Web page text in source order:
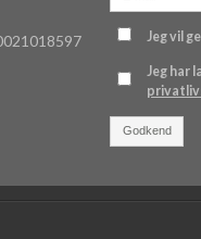
Jeg vil
Jeg har
Godkend